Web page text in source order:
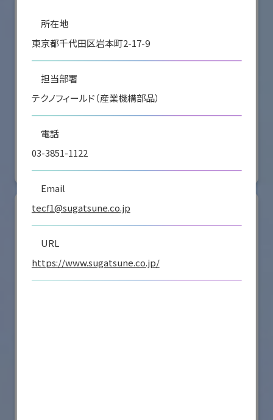
所在地
東京都千代田区岩本町2-17-9
担当部署
テクノフィールド（産業機構部品）
電話
03-3851-1122
Email
tecf1@sugatsune.co.jp
URL
https://www.sugatsune.co.jp/
株式会社ケーメックスONE
国際ロボット展
#要素技術
リアル会場小間番号 : E4-16